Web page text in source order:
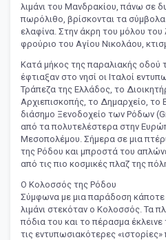
λιμάνι του Μανδρακίου, πάνω σε
πωρόλιθο, βρίσκονται τα
ελαφίνα. Στην άκρη του μόλου του
φρούριο του Αγίου Νικολάου,
Κατά μήκος της παραλιακής οδού
έφτιαξαν στο νησί οι Ιταλοί
Τράπεζα της Ελλάδος, το
Αρχιεπισκοπής, το Δημαρχείο, το
διάσημο Ξενοδοχείο των Ρόδων
από τα πολυτελέστερα στην
Μεσοπολέμου. Σήμερα σε μια
της Ρόδου και μπροστά του
από τις πιο κοσμικές πλαζ της
Ο Κολοσσός της Ρόδου
Σύμφωνα με μια παράδοση
λιμάνι στεκόταν ο Κολοσσός. Τα
πόδια του και το πέρασμα
τις εντυπωσιακότερες